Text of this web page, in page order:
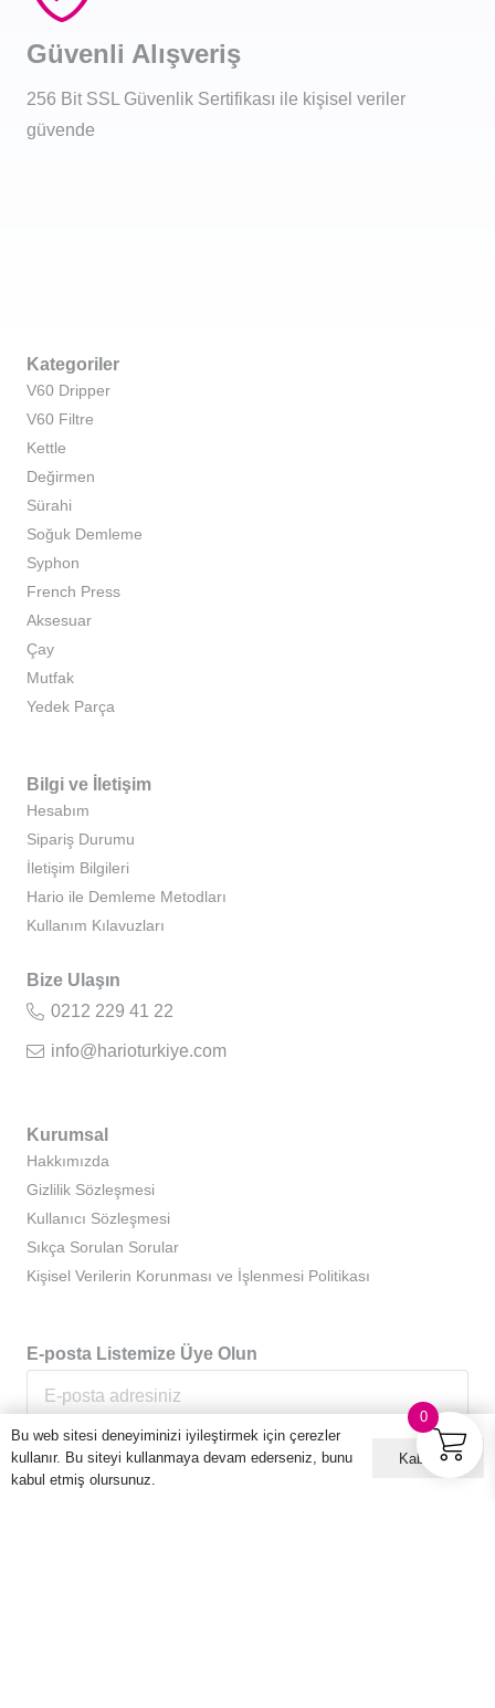
Güvenli Alışveriş
256 Bit SSL Güvenlik Sertifikası ile kişisel veriler
güvende
Kategoriler
V60 Dripper
V60 Filtre
Kettle
Değirmen
Sürahi
Soğuk Demleme
Syphon
French Press
Aksesuar
Çay
Mutfak
Yedek Parça
Bilgi ve İletişim
Hesabım
Sipariş Durumu
İletişim Bilgileri
Hario ile Demleme Metodları
Kullanım Kılavuzları
Bize Ulaşın
0212 229 41 22
info@harioturkiye.com
Kurumsal
Hakkımızda
Gizlilik Sözleşmesi
Kullanıcı Sözleşmesi
Sıkça Sorulan Sorular
Kişisel Verilerin Korunması ve İşlenmesi Politikası
E-posta Listemize Üye Olun
0
Bu web sitesi deneyiminizi iyileştirmek için çerezler
kullanır. Bu siteyi kullanmaya devam ederseniz, bunu
kabul etmiş olursunuz.
Kabul ET